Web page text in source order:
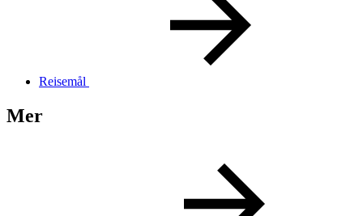
Reisemål
Mer